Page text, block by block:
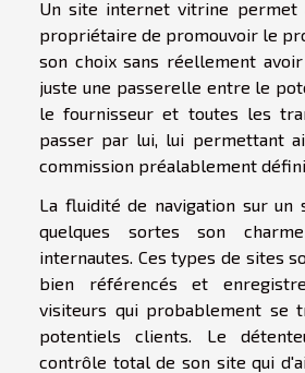
Un site internet vitrine permet
propriétaire de promouvoir le
son choix sans réellement
juste une passerelle entre le
le fournisseur et toutes les
passer par lui, lui permettant
commission préalablement
La fluidité de navigation sur
quelques sortes son
internautes. Ces types de sites
bien référencés et
visiteurs qui probablement se
potentiels clients. Le
contrôle total de son site qui